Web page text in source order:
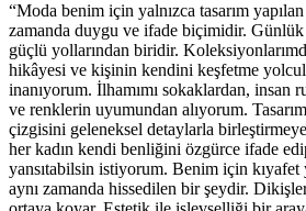
“Moda benim için yalnızca tasarım
zamanda duygu ve ifade biçimidir. Günlük
güçlü yollarından biridir.
hikâyesi ve kişinin kendini keşfetme
inanıyorum. İlhamımı sokaklardan, insan
ve renklerin uyumundan alıyorum.
çizgisini geleneksel detaylarla
her kadın kendi benliğini özgürce ifade
yansıtabilsin istiyorum. Benim için kıyafet
aynı zamanda hissedilen bir şeydir.